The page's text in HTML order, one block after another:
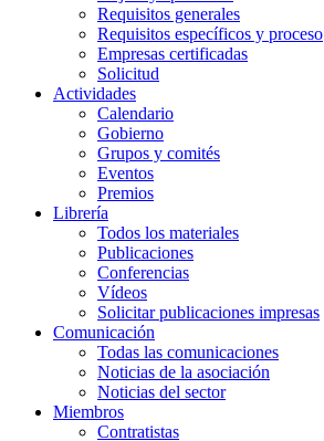
Requisitos generales
Requisitos específicos y proceso
Empresas certificadas
Solicitud
Actividades
Calendario
Gobierno
Grupos y comités
Eventos
Premios
Librería
Todos los materiales
Publicaciones
Conferencias
Vídeos
Solicitar publicaciones impresas
Comunicación
Todas las comunicaciones
Noticias de la asociación
Noticias del sector
Miembros
Contratistas